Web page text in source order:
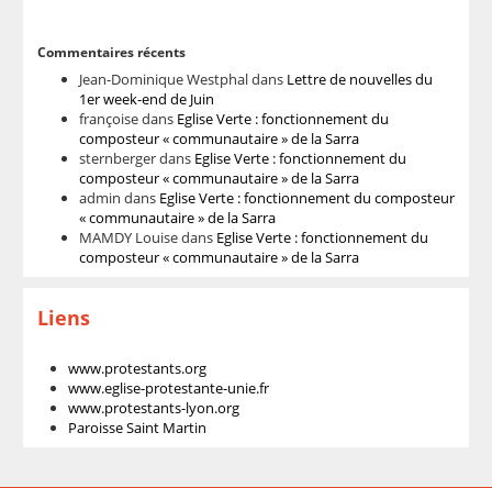
Commentaires récents
Jean-Dominique Westphaldans Lettre de nouvelles du
1er week-end de Juin
françoisedans Eglise Verte : fonctionnement du
composteur « communautaire » de la Sarra
sternbergerdans Eglise Verte : fonctionnement du
composteur « communautaire » de la Sarra
admin dans Eglise Verte : fonctionnement du composteur
« communautaire » de la Sarra
MAMDY Louisedans Eglise Verte : fonctionnement du
composteur « communautaire » de la Sarra
Liens
www.protestants.org
www.eglise-protestante-unie.fr
www.protestants-lyon.org
Paroisse Saint Martin